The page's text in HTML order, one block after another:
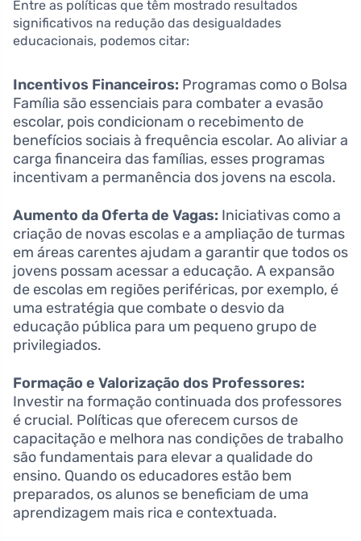
Entre as políticas que têm mostrado resultados
significativos na redução das desigualdades
educacionais, podemos citar:
Incentivos Financeiros: Programas como o Bolsa
Família são essenciais para combater a evasão
escolar, pois condicionam o recebimento de
benefícios sociais à frequência escolar. Ao aliviar a
carga financeira das famílias, esses programas
incentivam a permanência dos jovens na escola.
Aumento da Oferta de Vagas: Iniciativas como a
criação de novas escolas e a ampliação de turmas
em áreas carentes ajudam a garantir que todos os
jovens possam acessar a educação. A expansão
de escolas em regiões periféricas, por exemplo, é
uma estratégia que combate o desvio da
educação pública para um pequeno grupo de
privilegiados.
Formação e Valorização dos Professores:
Investir na formação continuada dos professores
é crucial. Políticas que oferecem cursos de
capacitação e melhora nas condições de trabalho
são fundamentais para elevar a qualidade do
ensino. Quando os educadores estão bem
preparados, os alunos se beneficiam de uma
aprendizagem mais rica e contextuada.